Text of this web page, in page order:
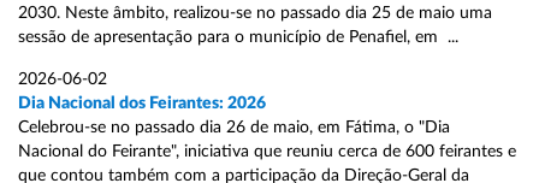
2030. Neste âmbito, realizou-se no passado dia 25 de maio uma
sessão de apresentação para o município de Penafiel, em ...
2026-06-02
Dia Nacional dos Feirantes: 2026
Celebrou-se no passado dia 26 de maio, em Fátima, o "Dia
Nacional do Feirante", iniciativa que reuniu cerca de 600 feirantes e
que contou também com a participação da Direção-Geral da